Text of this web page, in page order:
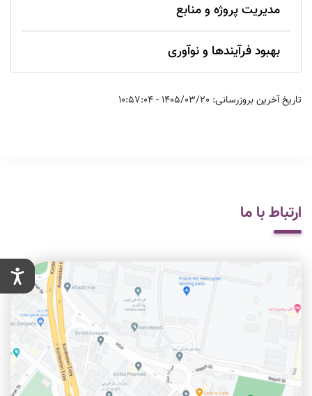
مدیریت پروژه و منابع
بهبود فرآیندها و نوآوری
تاریخ آخرین بروزرسانی: 1405/03/20 - 10:57:04
ارتباط با ما